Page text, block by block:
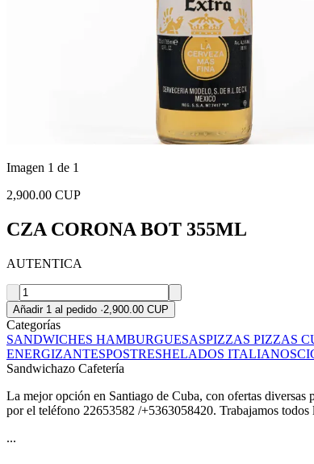
Imagen 1 de 1
2,900.00 CUP
CZA CORONA BOT 355ML
AUTENTICA
Añadir 1 al pedido ·2,900.00 CUP
Categorías
SANDWICHES HAMBURGUESASPIZZAS PIZZAS
ENERGIZANTESPOSTRESHELADOS ITALIANOS
Sandwichazo Cafetería
La mejor opción en Santiago de Cuba, con ofertas
por el teléfono 22653582 /+5363058420. Trabajamos
...